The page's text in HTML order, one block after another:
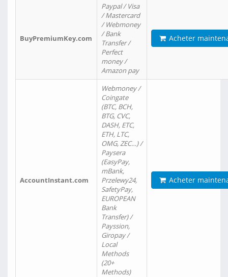
BuyPremiumKey.com
Paypal / Visa
/ Mastercard
/ Webmoney
/ Bank
Transfer /
Perfect
money /
Amazon pay
Acheter
AccountInstant.com
Webmoney /
Coingate
(BTC, BCH,
BTG, CVC,
DASH, ETC,
ETH, LTC,
OMG, ZEC…) /
Paysera
(EasyPay,
mBank,
Przelewy24,
SafetyPay,
EUROPEAN
Bank
Transfer) /
Payssion,
Giropay /
Local
Methods
(20+
Methods)
Acheter